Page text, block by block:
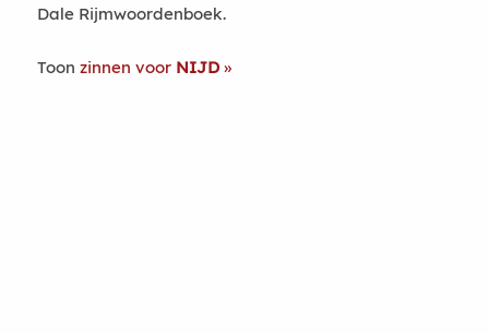
Dale Rijmwoordenboek.
Toon zinnen voor NIJD